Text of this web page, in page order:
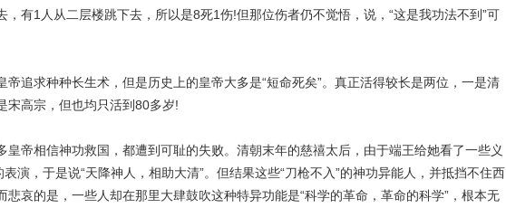
，有1人从二层楼跳下去，所以是8死1伤!但那位伤者仍不觉悟，说，“这是我功法不到”可
追求种种长生术，但是历史上的皇帝大多是“短命死矣”。真正活得较长是两位，一是清
宋高宗，但也均只活到80多岁!
帝相信神功救国，都遭到可耻的失败。清朝末年的慈禧太后，由于端王给她看了一些义
表演，于是说“天降神人，相助大清”。但结果这些“刀枪不入”的神功异能人，并抵挡不住西
悲哀的是，一些人却在那里大肆鼓吹这种特异功能是“科学的革命，革命的科学”，根本无